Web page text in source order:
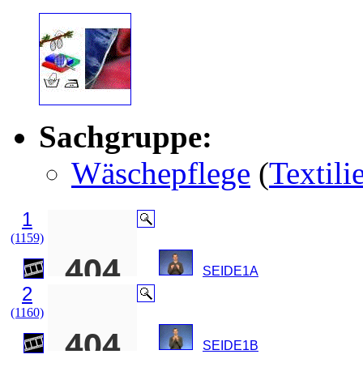
Sachgruppe:
Wäschepflege (
1
(1159)
SEIDE1A
2
(1160)
SEIDE1B